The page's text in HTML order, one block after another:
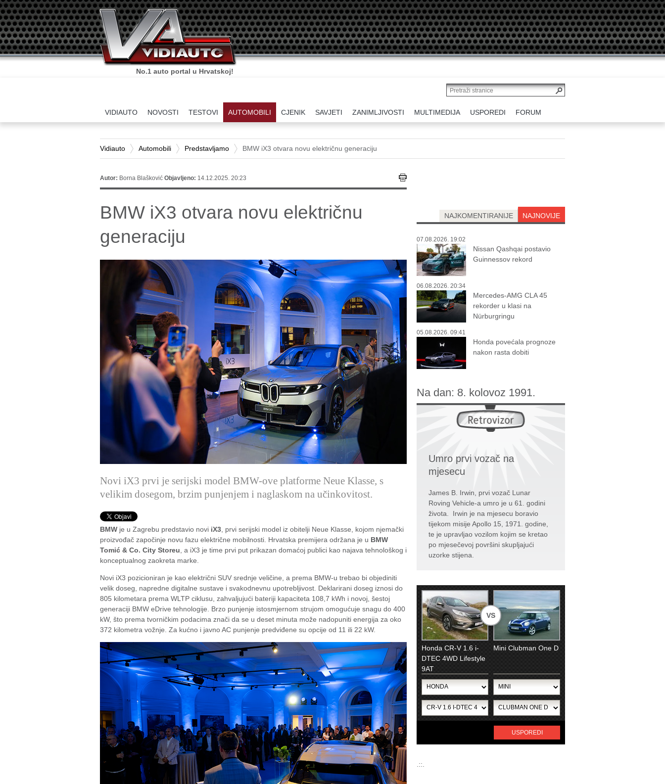
Sve što o autima trebate znati.
VIDIAUTO NOVOSTI TESTOVI AUTOMOBILI CJENIK SAVJETI ZANIMLJIVOSTI MULTIMEDIJA USPOREDI FORUM
Vidiauto Automobili Predstavljamo BMW iX3 otvara novu električnu generaciju
Autor: Borna Blašković Objavljeno: 14.12.2025. 20:23
BMW iX3 otvara novu električnu
generaciju
Novi iX3 prvi je serijski model BMW-ove platforme Neue Klasse, s
velikim dosegom, brzim punjenjem i naglaskom na učinkovitost.
BMW je u Zagrebu predstavio novi iX3 , prvi serijski model iz obitelji Neue Klasse, kojom njemački
proizvođač započinje novu fazu električne mobilnosti. Hrvatska premijera održana je u BMW
Tomić & Co. City Storeu , a iX3 je time prvi put prikazan domaćoj publici kao najava tehnološkog i
konceptualnog zaokreta marke.
Novi iX3 pozicioniran je kao električni SUV srednje veličine, a prema BMW-u trebao bi objediniti
velik doseg, napredne digitalne sustave i svakodnevnu upotrebljivost. Deklarirani doseg iznosi do
805 kilometara prema WLTP ciklusu, zahvaljujući bateriji kapaciteta 108,7 kWh i novoj, šestoj
generaciji BMW eDrive tehnologije. Brzo punjenje istosmjernom strujom omogućuje snagu do 400
kW, što prema tvorničkim podacima znači da se u deset minuta može nadopuniti energija za oko
372 kilometra vožnje. Za kućno i javno AC punjenje predviđene su opcije od 11 ili 22 kW.
NAJNOVIJE
NAJKOMENTIRANIJE
07.08.2026. 19:02
Nissan Qashqai postavio
Guinnessov rekord
06.08.2026. 20:34
Mercedes-AMG CLA 45
rekorder u klasi na
Nürburgringu
05.08.2026. 09:41
Honda povećala prognoze
nakon rasta dobiti
Na dan: 8. kolovoz 1991.
Umro prvi vozač na
mjesecu
James B. Irwin, prvi vozač Lunar
Roving Vehicle-a umro je u 61. godini
života. Irwin je na mjesecu boravio
tijekom misije Apollo 15, 1971. godine,
te je upravljao vozilom kojim se kretao
po mjesečevoj površini skupljajući
uzorke stijena.
VS
Honda CR-V 1.6 i-
DTEC 4WD Lifestyle
9AT
Mini Clubman One D
USPOREDI
.::.